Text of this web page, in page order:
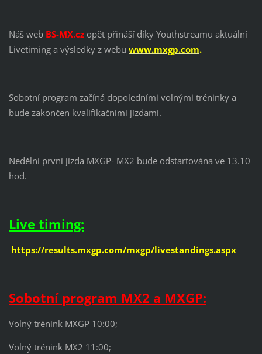
Náš web BS-MX.czopět přináší díky Youthstreamu aktuální
Livetiming a výsledky z webu www.mxgp.com.
Sobotní program začíná dopoledními volnými tréninky a
bude zakončen kvalifikačními jízdami.
Nedělní první jízda MXGP- MX2 bude odstartována ve 13.10
hod.
Live timing:
https://results.mxgp.com/mxgp/livestandings.aspx
Sobotní program MX2 a MXGP:
Volný trénink MXGP 10:00;
Volný trénink MX2 11:00;